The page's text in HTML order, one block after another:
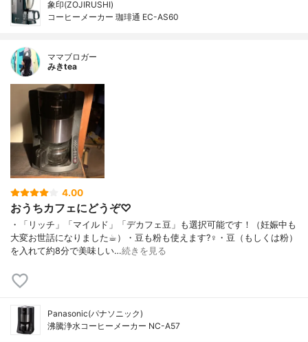
象印(ZOJIRUSHI)
コーヒーメーカー 珈琲通 EC-AS60
ママブロガー
みきtea
4.00
おうちカフェにどうぞ♡
・「リッチ」「マイルド」「デカフェ豆」も選択可能です！（妊娠中も
大変お世話になりました☕︎）・豆も粉も使えます?‍♀️・豆（もしくは粉）
を入れて約8分で美味しい…続きを見る
Panasonic(パナソニック)
沸騰浄水コーヒーメーカー NC-A57